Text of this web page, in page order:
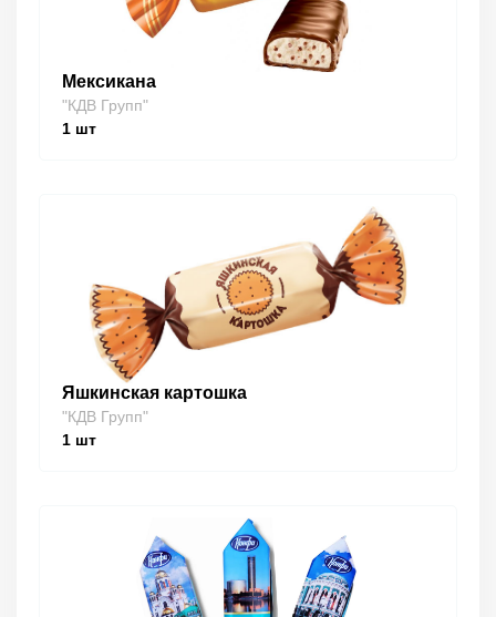
Мексикана
"КДВ Групп"
1 шт
Яшкинская картошка
"КДВ Групп"
1 шт